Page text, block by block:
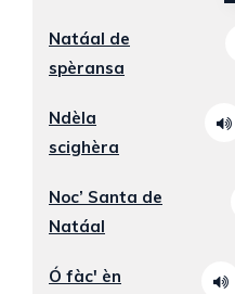
Natáal de
spèransa
Ndèla
scighèra
Noc’ Santa de
Natáal
Ó fàc' èn